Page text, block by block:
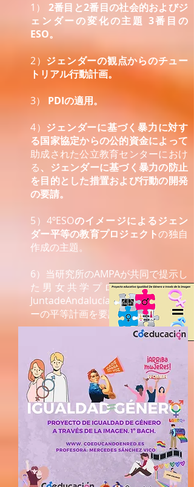
1） 2番目と2番目の社会的およびジ
ェンダーの変化の主題 3番目の
ESO。
2） ジェンダーの観点からのチュー
トリアル行動計画。
3） PDIの適用。
4） ジェンダーに基づく暴力に対す
る国家協定からの公的資金によって
助成された公立教育センターにおけ
る、ジェンダーに基づく暴力の防止
を目的とした措置および行動の開発
の要請。
5）4ºESOのイメージによるジェン
ダー平等の教育プロジェクトの独自
作成の主題。
6）当研究所のAMPAが共同で提示し
た男女共学プロジェクトと、
JuntadeAndalucíaが助成したセンタ
ーの平等計画を要請する。